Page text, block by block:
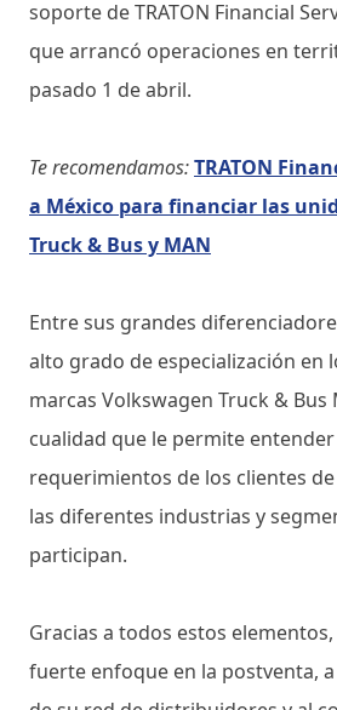
soporte de TRATON Financial
que arrancó operaciones en
pasado 1 de abril.
Te recomendamos:TRATON
a México para financiar las
Truck & Bus y MAN
Entre sus grandes
alto grado de especialización en
marcas Volkswagen Truck & Bus
cualidad que le permite
requerimientos de los clientes
las diferentes industrias y
participan.
Gracias a todos estos
fuerte enfoque en la postventa,